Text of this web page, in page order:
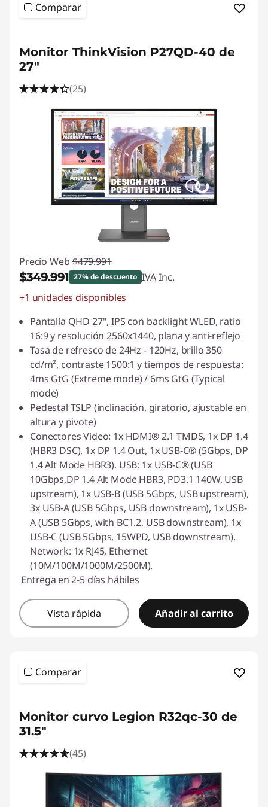
Comparar
Monitor ThinkVision P27QD-40 de
27"
(25)
Precio Web $479.991
$349.991 27% de descuento IVA Inc.
Ahorros instantáneos :
+1 unidades disponibles
Pantalla QHD 27", IPS con backlight WLED, ratio
16:9 y resolución 2560x1440, plana y anti-reflejo
Tasa de refresco de 24Hz - 120Hz, brillo 350
cd/m², contraste 1500:1 y tiempos de respuesta:
4ms GtG (Extreme mode) / 6ms GtG (Typical
mode)
Pedestal TSLP (inclinación, giratorio, ajustable en
altura y pivote)
Conectores Video: 1x HDMI® 2.1 TMDS, 1x DP 1.4
(HBR3 DSC), 1x DP 1.4 Out, 1x USB-C® (5Gbps, DP
1.4 Alt Mode HBR3). USB: 1x USB-C® (USB
10Gbps,DP 1.4 Alt Mode HBR3, PD3.1 140W, USB
upstream), 1x USB-B (USB 5Gbps, USB upstream),
3x USB-A (USB 5Gbps, USB downstream), 1x USB-
A (USB 5Gbps, with BC1.2, USB downstream), 1x
USB-C (USB 5Gbps, 15WPD, USB downstream).
Network: 1x RJ45, Ethernet
(10M/100M/1000M/2500M).
Entrega en 2-5 días hábiles
Vista rápida Añadir al carrito
Comparar
Monitor curvo Legion R32qc-30 de
31.5"
(45)